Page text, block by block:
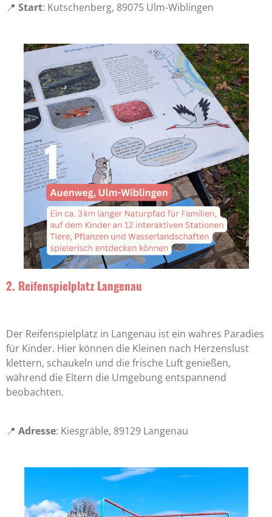
📍 Start: Kutschenberg, 89075 Ulm-Wiblingen
2. Reifenspielplatz Langenau
Der Reifenspielplatz in Langenau ist ein wahres Paradies
für Kinder. Hier können die Kleinen nach Herzenslust
klettern, schaukeln und die frische Luft genießen,
während die Eltern die Umgebung entspannend
beobachten.
📍 Adresse: Kiesgräble, 89129 Langenau